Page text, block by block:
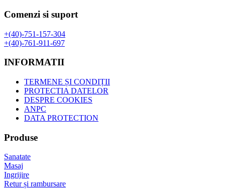
Comenzi si suport
+(40)-751-157-304
+(40)-761-911-697
INFORMATII
TERMENE ȘI CONDIȚII
PROTECTIA DATELOR
DESPRE COOKIES
ANPC
DATA PROTECTION
Produse
Sanatate
Masaj
Ingrijire
Retur și rambursare